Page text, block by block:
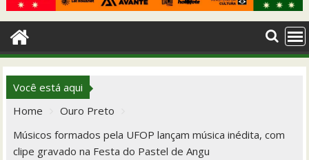
Você está aqui
Home
Ouro Preto
Músicos formados pela UFOP lançam música inédita, com
clipe gravado na Festa do Pastel de Angu